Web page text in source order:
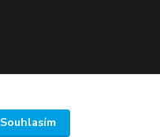
Souhlasím